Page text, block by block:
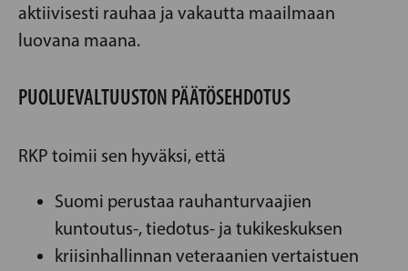
aktiivisesti rauhaa ja vakautta maailmaan
luovana maana.
PUOLUEVALTUUSTON PÄÄTÖSEHDOTUS
RKP toimii sen hyväksi, että
Suomi perustaa rauhanturvaajien
kuntoutus-, tiedotus- ja tukikeskuksen
kriisinhallinnan veteraanien vertaistuen